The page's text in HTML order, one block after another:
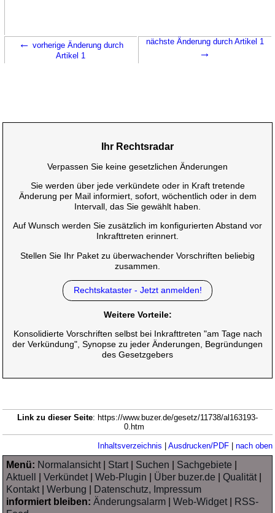
← vorherige Änderung durch
Artikel 1
nächste Änderung durch Artikel 1
→
Ihr Rechtsradar
Verpassen Sie keine gesetzlichen Änderungen
Sie werden über jede verkündete oder in Kraft tretende
Änderung per Mail informiert, sofort, wöchentlich oder in dem
Intervall, das Sie gewählt haben.
Auf Wunsch werden Sie zusätzlich im konfigurierten Abstand vor
Inkrafttreten erinnert.
Stellen Sie Ihr Paket zu überwachender Vorschriften beliebig
zusammen.
Rechtskataster - Jetzt anmelden!
Weitere Vorteile:
Konsolidierte Vorschriften selbst bei Inkrafttreten "am Tage nach
der Verkündung", Synopse zu jeder Änderungen, Begründungen
des Gesetzgebers
Link zu dieser Seite: https://www.buzer.de/gesetz/11738/al163193-
0.htm
Inhaltsverzeichnis Ausdrucken/PDF| nach oben
Menü: Normalansicht| Start| Suchen Sachgebiete
Aktuell
|Verkündet|Web-Plugin Über buzer.de |Qualität|
Kontakt|Werbung
Datenschutz, Impressum
informiert bleiben: Änderungsalarm |Web-Widget|
RSS-